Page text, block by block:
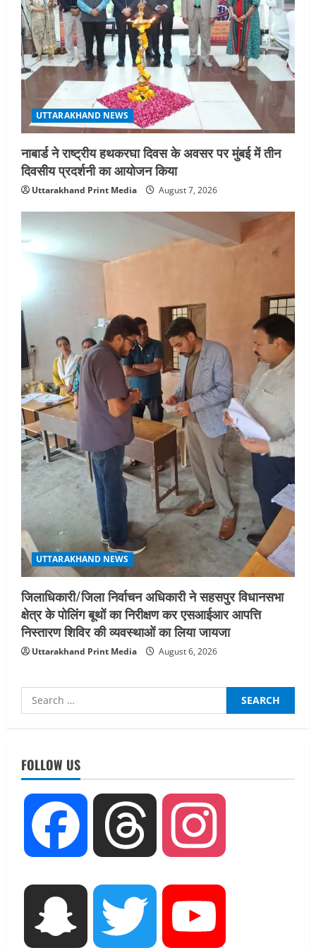
UTTARAKHAND NEWS
नाबार्ड ने राष्ट्रीय हथकरघा दिवस के अवसर पर मुंबई में तीन
दिवसीय प्रदर्शनी का आयोजन किया
Uttarakhand Print Media August 7, 2026
UTTARAKHAND NEWS
जिलाधिकारी/जिला निर्वाचन अधिकारी ने सहसपुर विधानसभा
क्षेत्र के पोलिंग बूथों का निरीक्षण कर एसआईआर आपत्ति
निस्तारण शिविर की व्यवस्थाओं का लिया जायजा
Uttarakhand Print Media August 6, 2026
Search
for:
FOLLOW US
Facebook Threads
Snapchat Twitter
August 7, 2026
UTTARAKHAND NEWS
जिलाधिकारी/जिला निर्वाचन अधिकारी ने
सहसपुर विधानसभा क्षेत्र के पोलिंग बूथों का
August 6, 2026
UTTARAKHAND NEWS
तीलू रौतेली पुरस्कार के लिए 13 वीरांगनाओं का